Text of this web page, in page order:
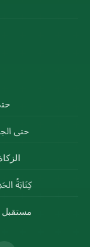
حتى
كِتَابَةُ
مستقبل